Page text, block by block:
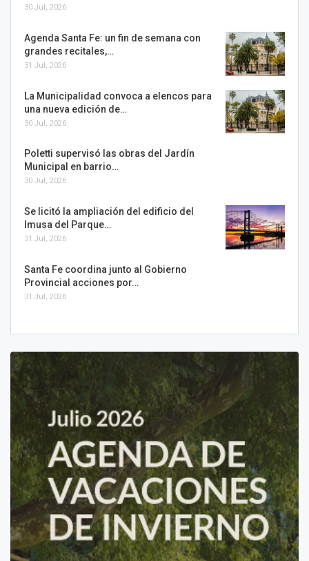
30 Jul, 2026
Agenda Santa Fe: un fin de semana con
grandes recitales,…
31 Jul, 2026
La Municipalidad convoca a elencos para
una nueva edición de…
30 Jul, 2026
Poletti supervisó las obras del Jardín
Municipal en barrio…
30 Jul, 2026
Se licitó la ampliación del edificio del
Imusa del Parque…
31 Jul, 2026
Santa Fe coordina junto al Gobierno
Provincial acciones por…
31 Jul, 2026